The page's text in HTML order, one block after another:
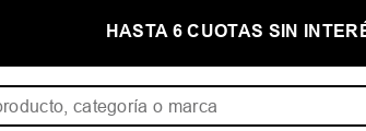
PRIMER CAMBIO GRATIS